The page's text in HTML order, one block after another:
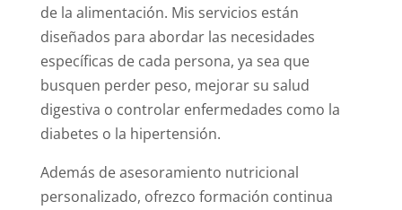
de la alimentación. Mis servicios están
diseñados para abordar las necesidades
específicas de cada persona, ya sea que
busquen perder peso, mejorar su salud
digestiva o controlar enfermedades como la
diabetes o la hipertensión.
Además de asesoramiento nutricional
personalizado, ofrezco formación continua